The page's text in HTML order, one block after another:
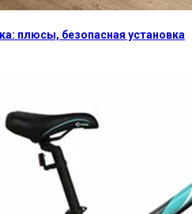
плюсы, безопасная установка